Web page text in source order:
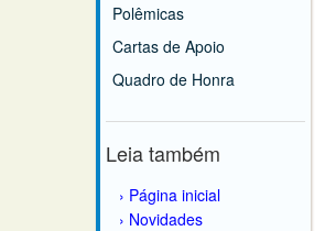
Polêmicas
Cartas de Apoio
Quadro de Honra
Leia também
Página inicial
Novidades